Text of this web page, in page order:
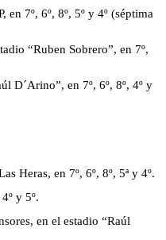
7º, 6º, 8º, 5º y 4º (séptima
“Ruben Sobrero”, en 7º,
D´Arino”, en 7º, 6º, 8º, 4º y
Heras, en 7º, 6º, 8º, 5ª y 4º.
y 5º.
en el estadio “Raúl